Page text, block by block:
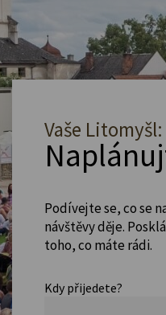
Vaše Litomyšl:
Podívejte se, co se
návštěvy děje.
toho, co máte rádi.
Kdy přijedete?